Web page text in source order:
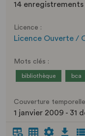
14
Licence :
Licence Ouverte /
Mots clés :
bibliothèque bca
Couverture
1 janvier 2009 - 31